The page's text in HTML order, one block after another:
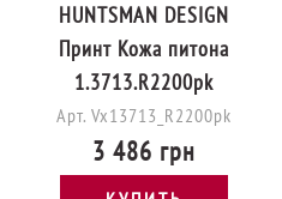
HUNTSMAN DESIGN
Принт Кожа питона
1.3713.R2200pk
Арт. Vx13713_R2200pk
3 486 грн